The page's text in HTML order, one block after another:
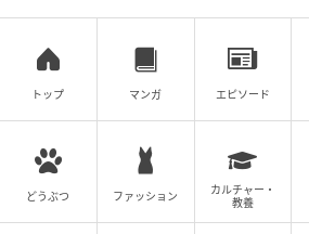
トップ マンガ エピソード
どうぶつ ファッション
カルチャー・
教養